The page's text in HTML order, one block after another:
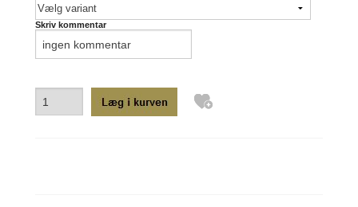
Skriv kommentar